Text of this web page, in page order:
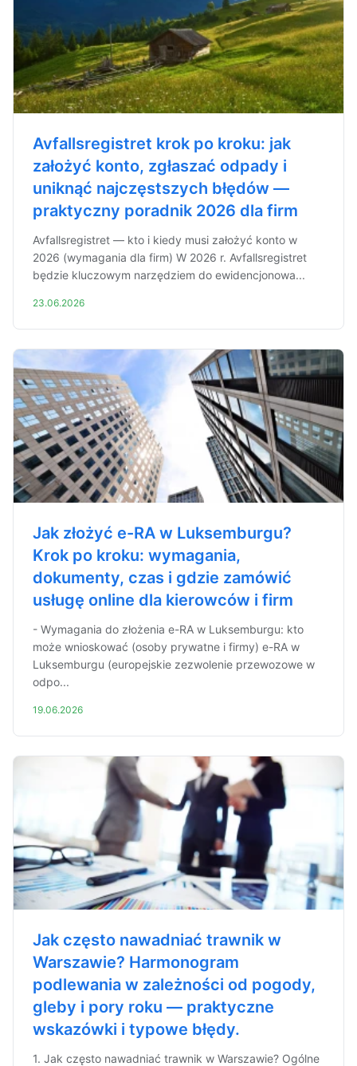
Avfallsregistret krok po kroku: jak
założyć konto, zgłaszać odpady i
uniknąć najczęstszych błędów —
praktyczny poradnik 2026 dla firm
Avfallsregistret — kto i kiedy musi założyć konto w
2026 (wymagania dla firm) W 2026 r. Avfallsregistret
będzie kluczowym narzędziem do ewidencjonowa...
23.06.2026
Jak złożyć e-RA w Luksemburgu?
Krok po kroku: wymagania,
dokumenty, czas i gdzie zamówić
usługę online dla kierowców i firm
- Wymagania do złożenia e-RA w Luksemburgu: kto
może wnioskować (osoby prywatne i firmy) e-RA w
Luksemburgu (europejskie zezwolenie przewozowe w
odpo...
19.06.2026
Jak często nawadniać trawnik w
Warszawie? Harmonogram
podlewania w zależności od pogody,
gleby i pory roku — praktyczne
wskazówki i typowe błędy.
1. Jak często nawadniać trawnik w Warszawie? Ogólne